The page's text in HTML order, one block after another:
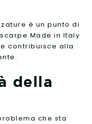
è un punto di
Made in Italy
contribuisce alla
della
che sta